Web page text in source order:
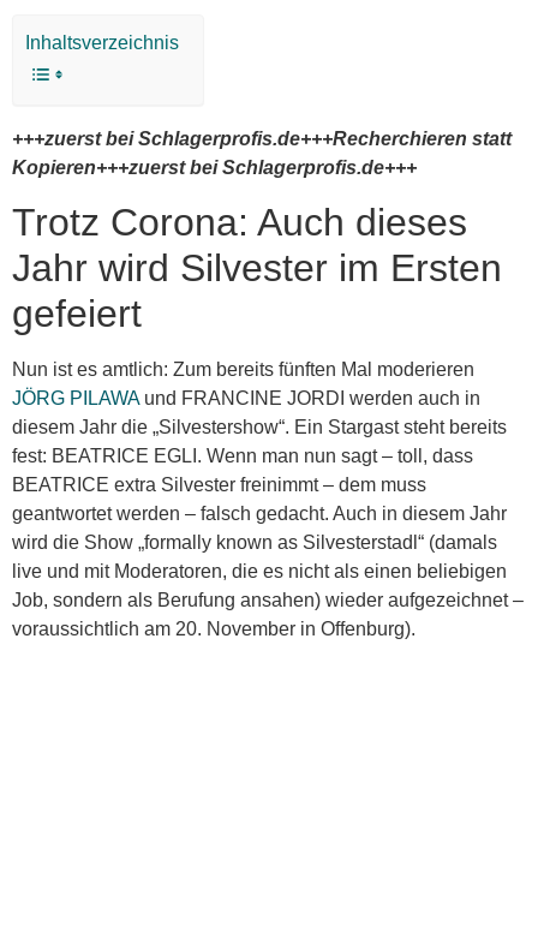
Inhaltsverzeichnis
+++zuerst bei Schlagerprofis.de+++Recherchieren statt
Kopieren+++zuerst bei Schlagerprofis.de+++
Trotz Corona: Auch dieses
Jahr wird Silvester im Ersten
gefeiert
Nun ist es amtlich: Zum bereits fünften Mal moderieren
JÖRG PILAWAund FRANCINE JORDI werden auch in
diesem Jahr die „Silvestershow“. Ein Stargast steht bereits
fest: BEATRICE EGLI. Wenn man nun sagt – toll, dass
BEATRICE extra Silvester freinimmt – dem muss
geantwortet werden – falsch gedacht. Auch in diesem Jahr
wird die Show „formally known as Silvesterstadl“ (damals
live und mit Moderatoren, die es nicht als einen beliebigen
Job, sondern als Berufung ansahen) wieder aufgezeichnet –
voraussichtlich am 20. November in Offenburg).